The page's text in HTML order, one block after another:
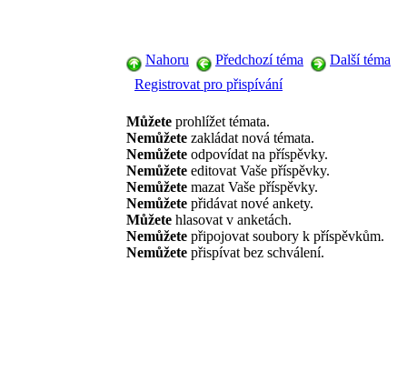
Nahoru Předchozí téma
Další téma
Registrovat pro přispívání
Můžete prohlížet témata.
Nemůžete zakládat nová témata.
Nemůžete odpovídat na příspěvky.
Nemůžete editovat Vaše příspěvky.
Nemůžete mazat Vaše příspěvky.
Nemůžete přidávat nové ankety.
Můžete hlasovat v anketách.
Nemůžete připojovat soubory k příspěvkům.
Nemůžete přispívat bez schválení.